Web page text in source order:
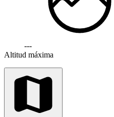
---
Altitud máxima